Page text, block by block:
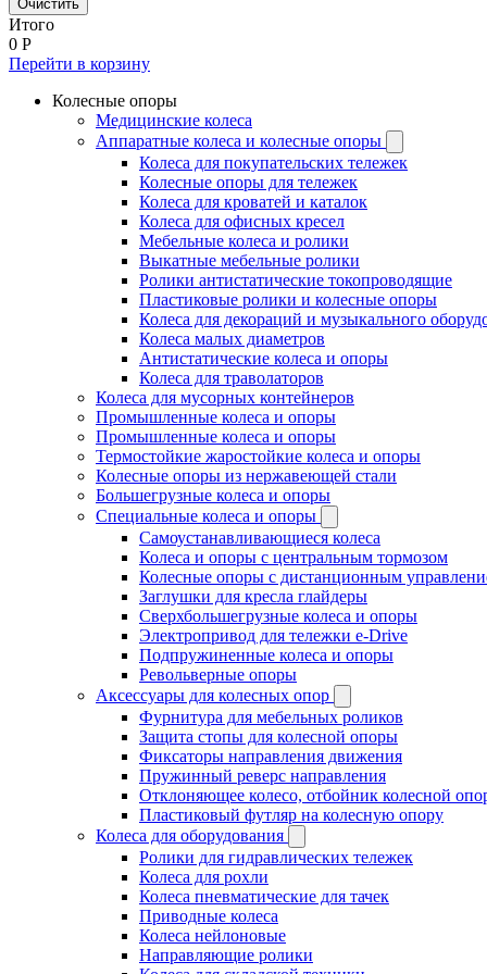
Очистить
Итого
0 Р
Перейти в корзину
Колесные опоры
Медицинские колеса
Аппаратные колеса и колесные опоры
Колеса для покупательских тележек
Колесные опоры для тележек
Колеса для кроватей и каталок
Колеса для офисных кресел
Мебельные колеса и ролики
Выкатные мебельные ролики
Ролики антистатические токопроводящие
Пластиковые ролики и колесные опоры
Колеса для декораций и музыкального
Колеса малых диаметров
Антистатические колеса и опоры
Колеса для траволаторов
Колеса для мусорных контейнеров
Промышленные колеса и опоры
Промышленные колеса и опоры
Термостойкие жаростойкие колеса и опоры
Колесные опоры из нержавеющей стали
Большегрузные колеса и опоры
Специальные колеса и опоры
Самоустанавливающиеся колеса
Колеса и опоры с центральным тормозом
Колесные опоры с дистанционным
Заглушки для кресла глайдеры
Сверхбольшегрузные колеса и опоры
Электропривод для тележки e-Drive
Подпружиненные колеса и опоры
Револьверные опоры
Аксессуары для колесных опор
Фурнитура для мебельных роликов
Защита стопы для колесной опоры
Фиксаторы направления движения
Пружинный реверс направления
Отклоняющее колесо, отбойник колесной
Пластиковый футляр на колесную опору
Колеса для оборудования
Ролики для гидравлических тележек
Колеса для рохли
Колеса пневматические для тачек
Приводные колеса
Колеса нейлоновые
Направляющие ролики